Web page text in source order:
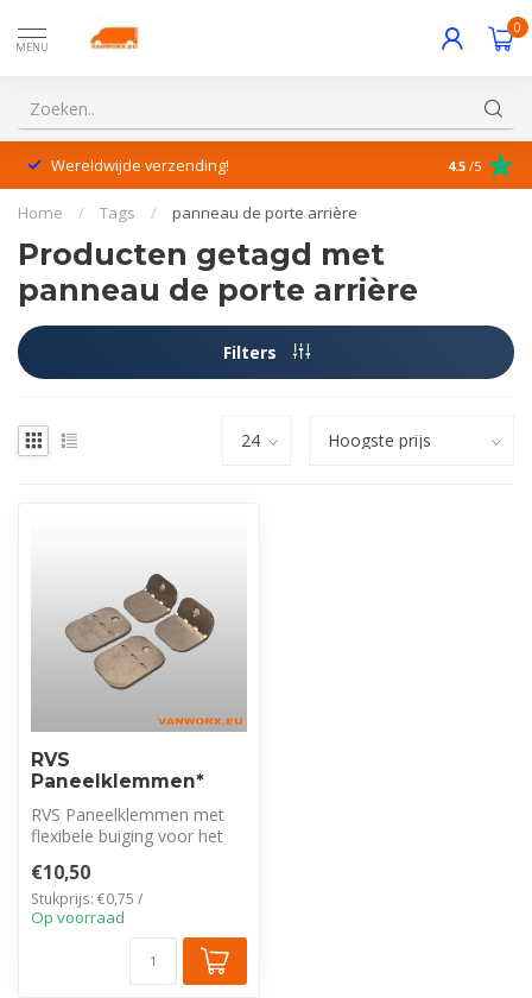
MENU
0
Wereldwijde verzending! 4.5 /5
Home / Tags / panneau de porte arrière
Producten getagd met
panneau de porte arrière
Filters
RVS
Paneelklemmen*
RVS Paneelklemmen met
flexibele buiging voor het
panel...
€10,50
Stukprijs: €0,75 /
Op voorraad